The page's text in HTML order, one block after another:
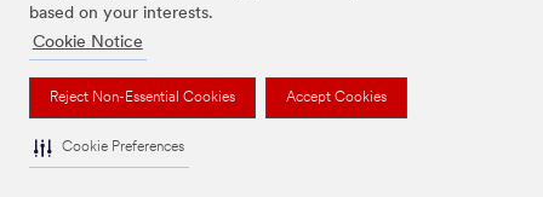
based on your interests.
Cookie Notice
Reject Non-Essential Cookies Accept Cookies
Cookie Preferences